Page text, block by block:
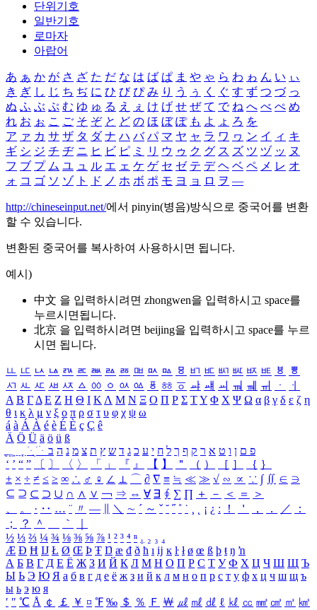
단위기호
일반기호
로마자
아랍어
あ ぁ か が さ ざ た だ な は ば ぱ ま や ゃ ら わ ゎ ん い ぃ
き ぎ し じ ち ぢ に ひ び ぴ み り う ぅ く ぐ す ず つ づ っ
ぬ ふ ぶ ぷ む ゆ ゅ る え ぇ け げ せ ぜ て で ね へ べ ぺ め
れ お ぉ こ ご そ ぞ と ど の ほ ぼ ぽ も よ ょ ろ を
ア ァ カ サ ザ タ ダ ナ ハ バ パ マ ヤ ャ ラ ワ ヮ ン イ ィ キ
ギ シ ジ チ ヂ ニ ヒ ビ ピ ミ リ ウ ゥ ク グ ス ズ ツ ヅ ッ ヌ
フ ブ プ ム ユ ュ ル エ ェ ケ ゲ セ ゼ テ デ ヘ ベ ペ メ レ オ
ォ コ ゴ ソ ゾ ト ド ノ ホ ボ ポ モ ヨ ョ ロ ヲ ―
http://chineseinput.net/에서 pinyin(병음)방식으로 중국어를 변환
할 수 있습니다.
변환된 중국어를 복사하여 사용하시면 됩니다.
예시)
中文 을 입력하시려면 zhongwen을 입력하시고 space를
누르시면됩니다.
北京 을 입력하시려면 beijing을 입력하시고 space를 누르
시면 됩니다.
ㅥ ㅦ ㅧ ㅨ ㅩ ㅪ ㅫ ㅬ ㅭ ㅮ ㅯ ㅰ ㅱ ㅲ ㅳ ㅴ ㅵ ㅶ ㅷ ㅸ
ㅹ
ㅺ ㅻ ㅼ ㅽ ㅾ ㅿ ㆀ ㆁ ㆂ ㆃ ㆄ ㆅ ㆆ ㆇ ㆈ ㆉ ㆊ ㆋ ㆌ ㆍ
ㆎ
Α Β ΓΔ Ε Ζ Η Θ Ι ΚΛ Μ Ν Ξ Ο Π Ρ Σ ΤΥ Φ Χ Ψ Ω α β γ δ ε ζ η
θ ι κ λ μ ν ξ ο π ρ σ τ υ φ χ ψ ω
á à Á À é è É È ç Ç ê
Ä Ö Ü ä ö ü ß
ִֶֹ ֻּ ׁׂ פ ם ן ו ט א ר ק ף ך ל ח י ע כ ג ד ש ץ ת צ מ נ ה ב
‘ ’ “ ” 〔 〕 〈 〉 「 」 『 』 【 】 ＂ （ ） ［ ］ ｛ ｝
± × ÷ ≠ ≤ ≥ ∞ ∴ ♂ ♀ ∠ ⊥ ⌒ ∂ ∇ ≡ ≒ ≪ ≫ √ ∽ ∝ ∵ ∫ ∬ ∈ ∋
⊆ ⊇ ⊂ ⊃ ∪ ∩ ∧ ∨ ￢ ⇒ ⇔ ∀ ∃ ∮ ∑ ∏ ＋ － ＜ ＝
＞
、
。 · ‥ … ¨ 〃 ― ＼ ∼ ´ ～ ˇ ˘ ˝ ˚ ˙ ¸ ¡ ¿ ː ！ ＇ ， ． ／
：
；
？ ＾ ｀
½ ⅓ ⅔ ¼ ¾ ⅛ ⅜ ⅝ ⅞ ¹ ² ³ ⁴ ⁿ ₁ ₂ ₃ ₄
Æ Ð Ħ Ĳ Ł Ø Œ Þ Ŧ Ŋ æ đ ð ħ ı ĳ ĸ ŀ ł ø œ ß þ ŧ ŋ ŉ
А Б В Г Д Е Ё Ж З И Й К Л М Н О П Р С Т У Ф Х Ц Ч Ш Щ Ъ
Ы Ь Э Ю Я а б в г д е ё ж з и й к л м н о п р с т у ф х ц ч ш щ ъ
ы ь э ю я
′ ″ ℃ Å ￠ ￡ ￥ ¤ ℉ ‰ ＄ ％ Ｆ ￦ ㎕ ㎖ ㎗ ℓ ㎘ ㏄ ㎣ ㎤ ㎥ ㎦